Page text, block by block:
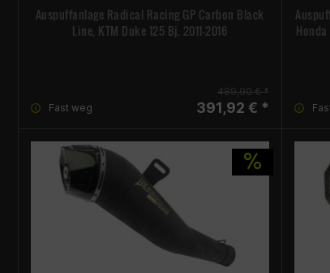
Auspuffanlage Radical Racing GP Carbon Black
Line, KTM Duke 125 Bj. 2011-2016
Fast weg
489,90 € *
391,92 € *
Honda